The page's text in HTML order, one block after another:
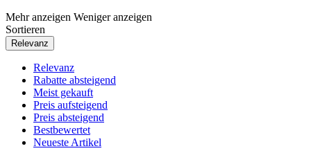
Mehr anzeigen Weniger anzeigen
Sortieren
Relevanz
Relevanz
Rabatte absteigend
Meist gekauft
Preis aufsteigend
Preis absteigend
Bestbewertet
Neueste Artikel